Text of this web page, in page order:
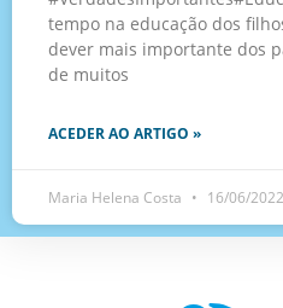
tempo na educação dos
dever mais importante dos
de muitos
ACEDER AO ARTIGO »
Maria Helena Costa 16/06/2022